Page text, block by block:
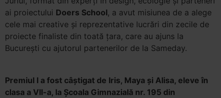
ai proiectului Doers School, a avut misiunea de a alege
cele mai creative și reprezentative lucrări din zecile de
proiecte finaliste din toată țara, care au ajuns la
București cu ajutorul partenerilor de la Sameday.
Premiul I a fost câștigat de Iris, Maya și Alisa, eleve în
clasa a VII-a, la Școala Gimnazială nr. 195 din